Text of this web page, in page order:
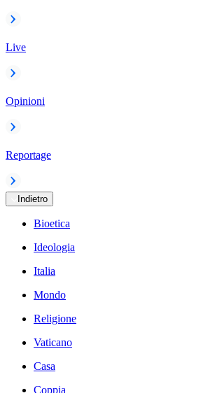
Live
Opinioni
Reportage
Indietro
Bioetica
Ideologia
Italia
Mondo
Religione
Vaticano
Casa
Coppia